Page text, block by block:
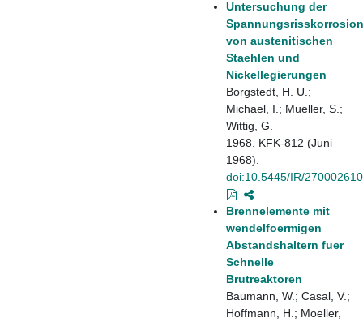
Untersuchung der
Spannungsrisskorrosion
von austenitischen
Staehlen und
Nickellegierungen
Borgstedt, H. U.;
Michael, I.; Mueller, S.;
Wittig, G.
1968. KFK-812 (Juni
1968).
doi:10.5445/IR/270002610
Brennelemente mit
wendelfoermigen
Abstandshaltern fuer
Schnelle
Brutreaktoren
Baumann, W.; Casal, V.;
Hoffmann, H.; Moeller,